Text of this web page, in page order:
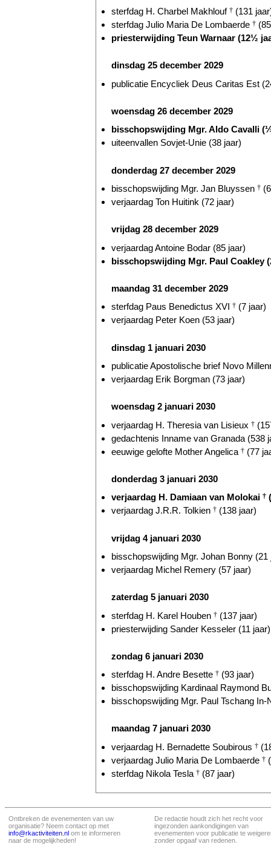
sterfdag H. Charbel Makhlouf † (131
sterfdag Julio Maria De Lombaerde †
priesterwijding Teun Warnaar (12½
dinsdag 25 december 2029
publicatie Encycliek Deus Caritas Est
woensdag 26 december 2029
bisschopswijding Mgr. Aldo Cavalli
uiteenvallen Sovjet-Unie (38 jaar)
donderdag 27 december 2029
bisschopswijding Mgr. Jan Bluyssen †
verjaardag Ton Huitink (72 jaar)
vrijdag 28 december 2029
verjaardag Antoine Bodar (85 jaar)
bisschopswijding Mgr. Paul Coakley
maandag 31 december 2029
sterfdag Paus Benedictus XVI † (7 jaar)
verjaardag Peter Koen (53 jaar)
dinsdag 1 januari 2030
publicatie Apostolische brief Novo
verjaardag Erik Borgman (73 jaar)
woensdag 2 januari 2030
verjaardag H. Theresia van Lisieux †
gedachtenis Inname van Granada (538
eeuwige gelofte Mother Angelica † (77
donderdag 3 januari 2030
verjaardag H. Damiaan van Molokai †
verjaardag J.R.R. Tolkien † (138 jaar)
vrijdag 4 januari 2030
bisschopswijding Mgr. Johan Bonny (21
verjaardag Michel Remery (57 jaar)
zaterdag 5 januari 2030
sterfdag H. Karel Houben † (137 jaar)
priesterwijding Sander Kesseler (11 jaar)
zondag 6 januari 2030
sterfdag H. Andre Besette † (93 jaar)
bisschopswijding Kardinaal Raymond
bisschopswijding Mgr. Paul Tschang In-
maandag 7 januari 2030
verjaardag H. Bernadette Soubirous †
verjaardag Julio Maria De Lombaerde †
sterfdag Nikola Tesla † (87 jaar)
Ontbreken de evenementen van uw
organisatie? Neem contact op met
info@rkactiviteiten.nl om te informeren
naar de mogelijkheden!
De redactie houdt zich het recht voor
ingezonden aankondigingen van
evenementen voor publicatie te
zonder opgaaf van redenen.